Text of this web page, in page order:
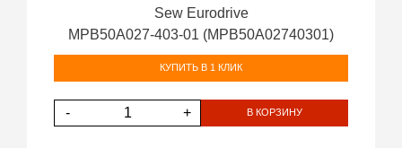
Sew Eurodrive
MPB50A027-403-01 (MPB50A02740301)
КУПИТЬ В 1 КЛИК
- + В КОРЗИНУ